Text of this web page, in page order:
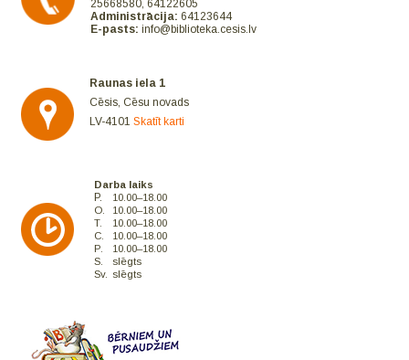
25668580, 64122605
Administrācija: 64123644
E-pasts: info@biblioteka.cesis.lv
Raunas iela 1
Cēsis, Cēsu novads
LV-4101Skatīt karti
Darba laiks
P.
10.00–18.00
O.
10.00–18.00
T.
10.00–18.00
C.
10.00–18.00
P.
10.00–18.00
S.
slēgts
Sv.
slēgts